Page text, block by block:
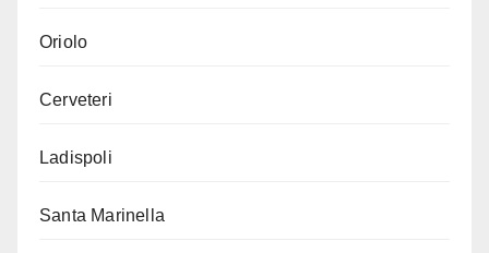
Oriolo
Cerveteri
Ladispoli
Santa Marinella